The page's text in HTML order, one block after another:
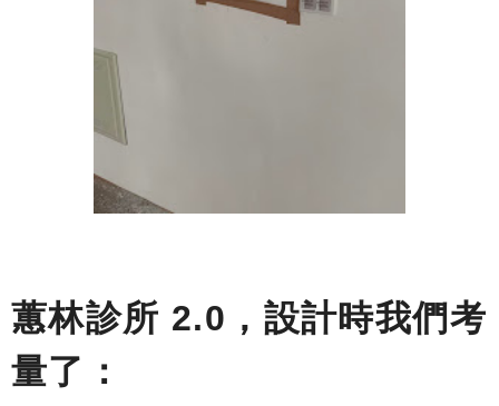
蕙林診所 2.0，設計時我們考
量了：